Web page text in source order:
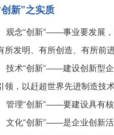
创新”之实质
念“创新”——事业要发展，
所发明、有所创造、有所前进
术“创新”——建设创新型企
领，以赶超世界先进制造技
理“创新”——要建设具有核
化“创新”——是企业创新活